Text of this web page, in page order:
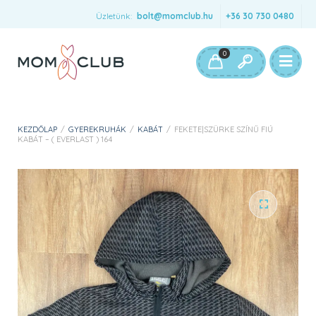
Üzletünk: bolt@momclub.hu +36 30 730 0480
0
KEZDŐLAP / GYEREKRUHÁK / KABÁT / FEKETE|SZÜRKE SZÍNŰ FIÚ
KABÁT – ( EVERLAST ) 164